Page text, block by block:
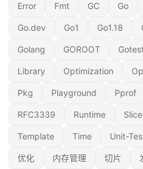
Error Fmt GC Go
Go.dev Go1 Go1.18
Golang GOROOT
Library Optimization
Pkg Playground Pprof
RFC3339 Runtime Slice
Template Time Unit-
优化 内存管理 切片